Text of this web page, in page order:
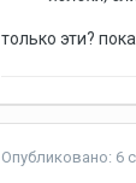
только эти?
Опубликовано: 6